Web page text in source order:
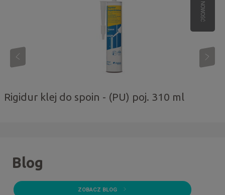
Rigidur klej do spoin - (PU) poj. 310 ml
NOWOŚĆ
Blog
ZOBACZ BLOG